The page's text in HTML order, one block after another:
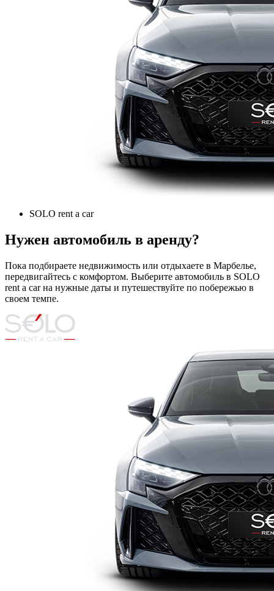
SOLO rent a car
Нужен автомобиль в аренду?
Пока подбираете недвижимость или отдыхаете в Марбелье,
передвигайтесь с комфортом. Выберите автомобиль в SOLO
rent a car на нужные даты и путешествуйте по побережью в
своем темпе.